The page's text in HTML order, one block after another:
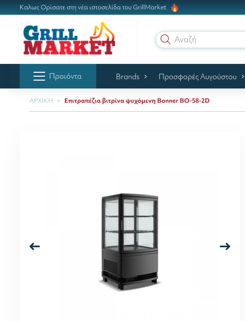
Καλως Ορίσατε στη νέα ιστοσελίδα του GrillMarket
Αναζήτηση
Προιόντα Brands Προσφορές Αυγούστου
ΑΡΧΙΚΗ Επιτραπέζια βιτρίνα ψυχόμενη Bonner BO-58-2D